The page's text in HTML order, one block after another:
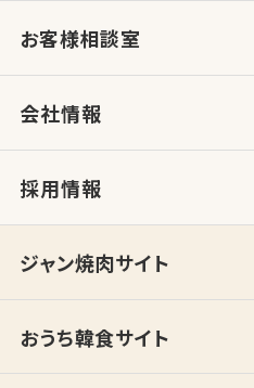
お客様相談室
会社情報
採用情報
ジャン焼肉サイト
おうち韓食サイト